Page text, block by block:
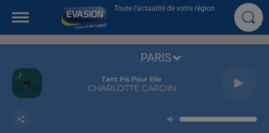
Toute l'actualité de votre région
Tant Pis Pour Elle
CHARLOTTE CARDIN
PARIS